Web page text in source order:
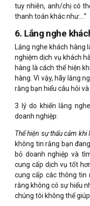
tuy nhiên, anh/chị có
thanh toán khác như:…”
6. Lắng nghe
Lắng nghe khách hàng
nghiệm dịch vụ khách
hàng là cách thể hiện
hàng. Vì vậy, hãy lắng
rằng bạn hiểu câu hỏi và
3 lý do khiến lắng
doanh nghiệp:
Thể hiện sự thấu cảm
không tin rằng bạn
bỏ doanh nghiệp và
cung cấp dịch vụ tốt
cung cấp các thông tin
rằng không có sự hiểu
chúng tôi không thể